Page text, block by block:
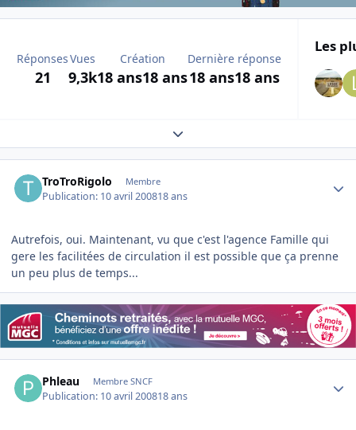
Réponses
21
Vues
9,3k
Création
18 ans18 ans
Dernière réponse
18 ans18 ans
Les
Expand topic overview
TroTroRigolo Membre
Publication: 10 avril 200818 ans
Autrefois, oui. Maintenant, vu que c'est l'agence Famille qui
gere les facilitées de circulation il est possible que ça prenne
un peu plus de temps...
Phleau Membre SNCF
Publication: 10 avril 200818 ans